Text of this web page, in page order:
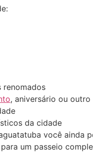
renomados
, aniversário ou outro
da cidade
você ainda
para um passeio